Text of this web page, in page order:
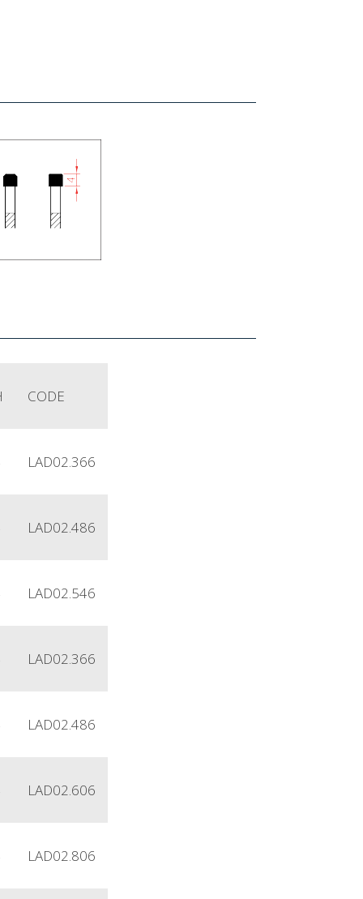
CODE
LAD02.366
LAD02.486
LAD02.546
LAD02.366
LAD02.486
LAD02.606
LAD02.806